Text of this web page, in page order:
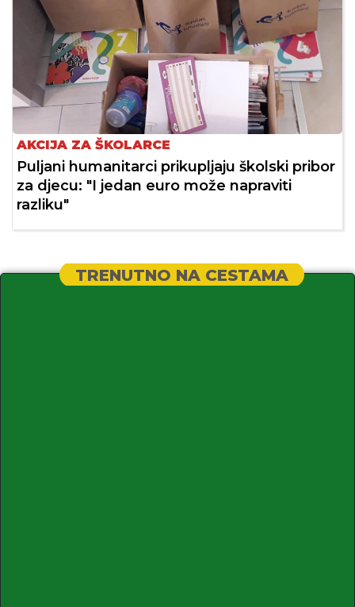
AKCIJA ZA ŠKOLARCE
Puljani humanitarci prikupljaju školski pribor
za djecu: "I jedan euro može napraviti
razliku"
TRENUTNO NA CESTAMA